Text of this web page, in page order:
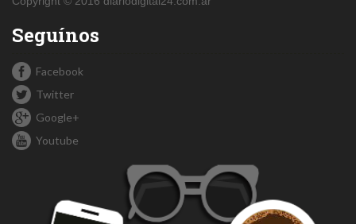
Seguínos
Facebook
Twitter
Google+
Youtube